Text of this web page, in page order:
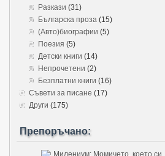
Разкази (31)
Българска проза (15)
(Авто)биографии (5)
Поезия (5)
Детски книги (14)
Непрочетени (2)
Безплатни книги (16)
Съвети за писане (17)
Други (175)
Препоръчано: